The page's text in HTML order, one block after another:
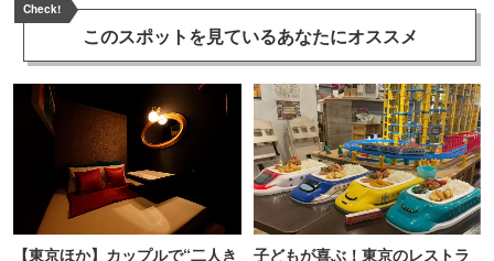
Check!
このスポットを見ているあなたにオススメ
【東京ほか】カップルで“二人き
子どもが喜ぶ！東京のレストラ